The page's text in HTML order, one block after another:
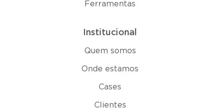
Ferramentas
Institucional
Quem somos
Onde estamos
Cases
Clientes